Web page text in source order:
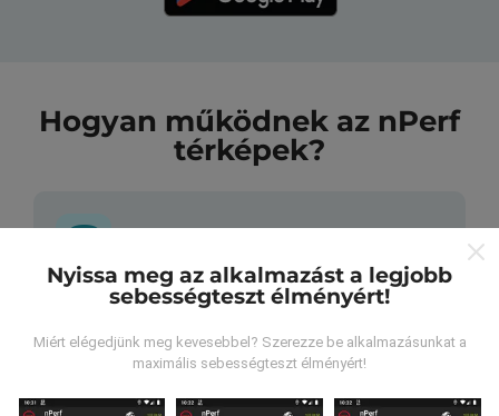
Hogyan működnek az nPerf
térképek?
Honnan származnak az adatok?
Az adatokat az nPerf alkalmazás felhasználói által
között, közvetlenül a terepen végzett tesztek. Ha
Nyissa meg az alkalmazást a legjobb
sebességteszt élményért!
Miért elégedjünk meg kevesebbel? Szerezze be alkalmazásunkat a
maximális sebességteszt élményért!